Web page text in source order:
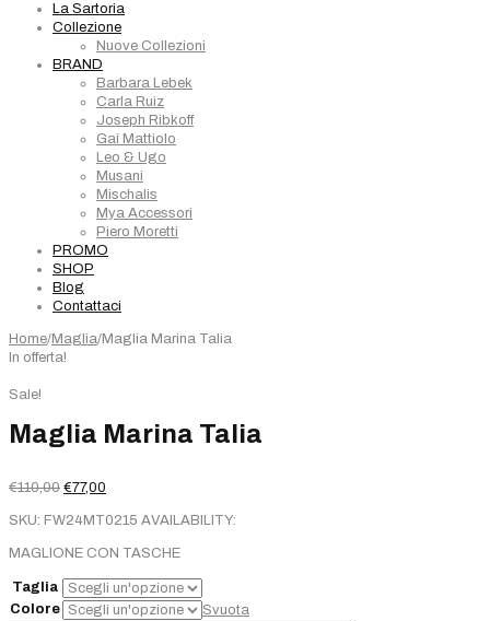
La Sartoria
Collezione
Nuove Collezioni
BRAND
Barbara Lebek
Carla Ruiz
Joseph Ribkoff
Gai Mattiolo
Leo & Ugo
Musani
Mischalis
Mya Accessori
Piero Moretti
PROMO
SHOP
Blog
Contattaci
Home/Maglia/Maglia Marina Talia
In offerta!
Sale!
Maglia Marina Talia
€110,00 Il
originale
€110,00.
€77,00
attuale
€77,00.
SKU: FW24MT0215 AVAILABILITY:
MAGLIONE CON TASCHE
Taglia
Colore
Svuota